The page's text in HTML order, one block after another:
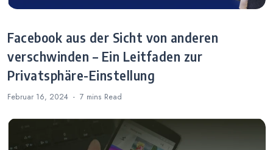
Facebook aus der Sicht von anderen
verschwinden – Ein Leitfaden zur
Privatsphäre-Einstellung
Februar 16, 2024 7 mins Read